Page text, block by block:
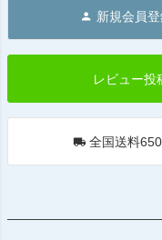
新規会員
レビュー投
全国送料